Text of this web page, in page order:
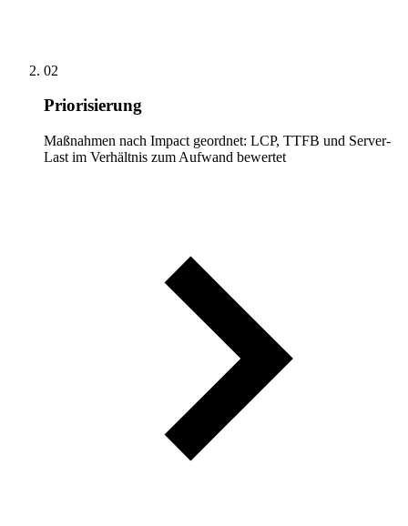
02
Priorisierung
Maßnahmen nach Impact geordnet: LCP, TTFB und Server-
Last im Verhältnis zum Aufwand bewertet